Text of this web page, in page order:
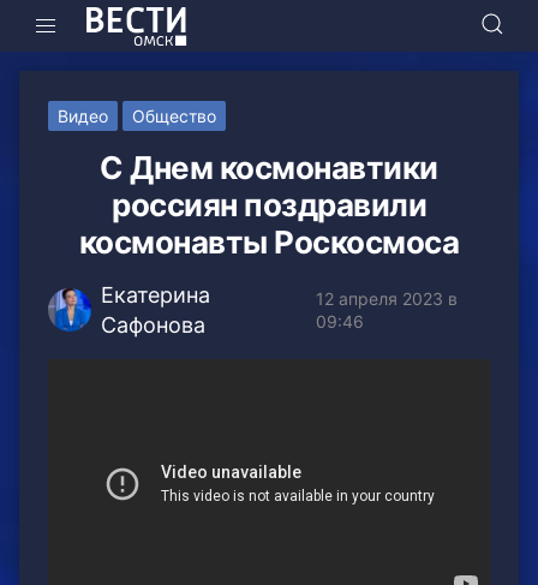
Видео Общество
С Днем космонавтики
россиян поздравили
космонавты Роскосмоса
Екатерина
Сафонова
12 апреля 2023 в
09:46